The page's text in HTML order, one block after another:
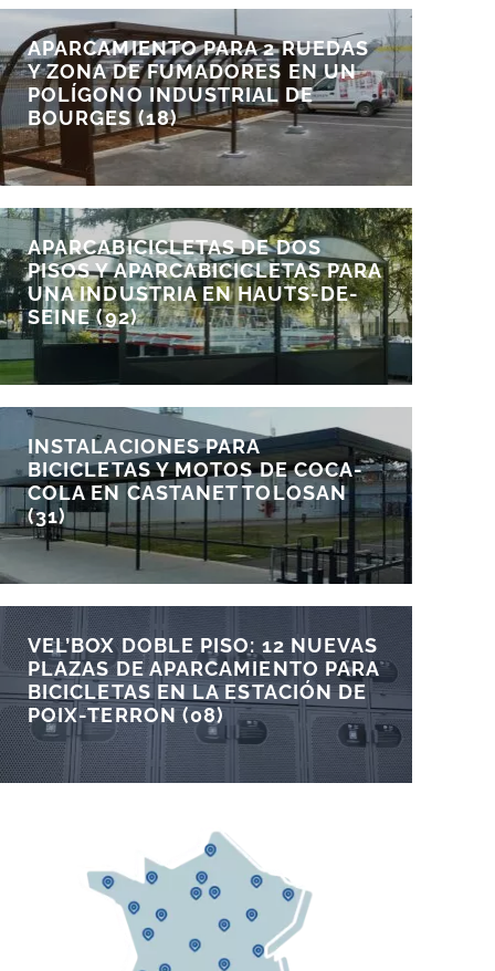
APARCAMIENTO PARA 2 RUEDAS
Y ZONA DE FUMADORES EN UN
POLÍGONO INDUSTRIAL DE
BOURGES (18)
APARCABICICLETAS DE DOS
PISOS Y APARCABICICLETAS PARA
UNA INDUSTRIA EN HAUTS-DE-
SEINE (92)
INSTALACIONES PARA
BICICLETAS Y MOTOS DE COCA-
COLA EN CASTANET TOLOSAN
(31)
VEL’BOX DOBLE PISO: 12 NUEVAS
PLAZAS DE APARCAMIENTO PARA
BICICLETAS EN LA ESTACIÓN DE
POIX-TERRON (08)